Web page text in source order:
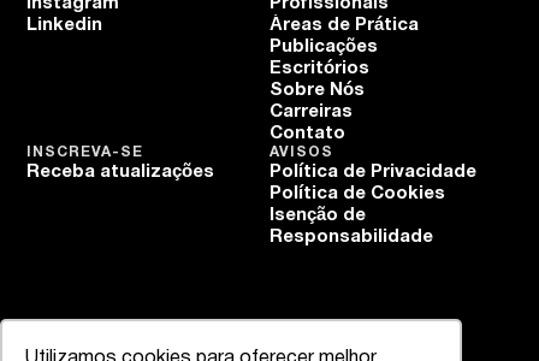
Profissionais
Áreas de Prática
Publicações
Escritórios
Sobre Nós
Carreiras
Contato
Instagram
Linkedin
AVISOS
Política de Privacidade
Política de Cookies
Isenção de
Responsabilidade
INSCREVA-SE
Receba atualizações